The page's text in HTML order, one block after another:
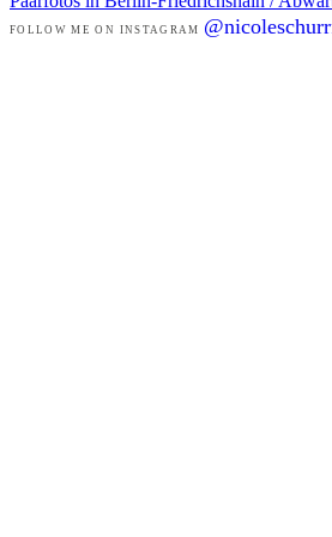
FOLLOW ME ON INSTAGRAM